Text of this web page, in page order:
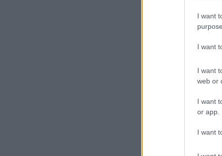
I want
I want
I want
web or
I want
or app.
I want